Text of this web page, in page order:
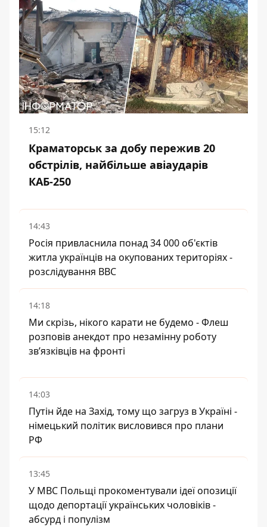
15:12
Краматорськ за добу пережив 20
обстрілів, найбільше авіаударів
КАБ-250
14:43
Росія привласнила понад 34 000 об'єктів
житла українців на окупованих територіях -
розслідування BBC
14:18
Ми скрізь, нікого карати не будемо - Флеш
розповів анекдот про незамінну роботу
зв’язківців на фронті
14:03
Путін йде на Захід, тому що загруз в Україні -
німецький політик висловився про плани
РФ
13:45
У МВС Польщі прокоментували ідеї опозиції
щодо депортації українських чоловіків -
абсурд і популізм